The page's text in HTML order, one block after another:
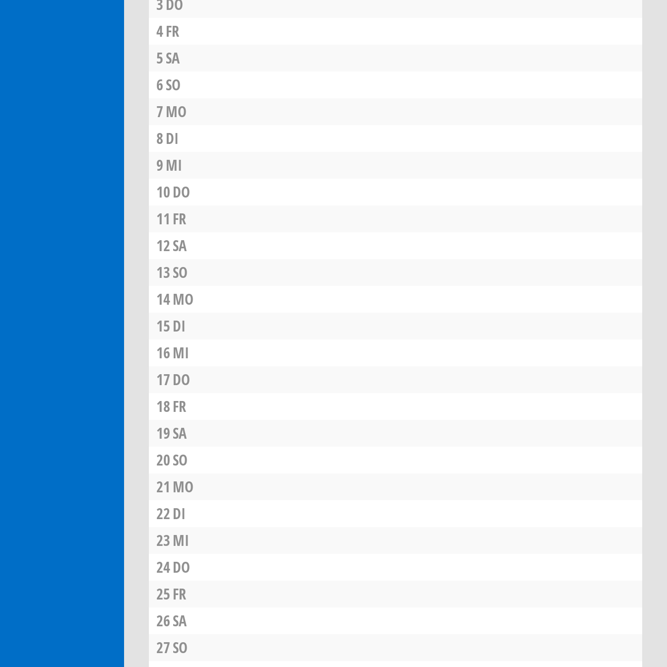
3 DO
4FR
5SA
6SO
7MO
8DI
9MI
10DO
11 FR
12SA
13SO
14MO
15DI
16MI
17DO
18FR
19SA
20SO
21 MO
22DI
23MI
24DO
25FR
26SA
27SO